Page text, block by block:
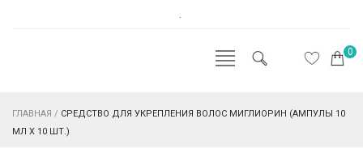
.
0
ГЛАВНАЯ / СРЕДСТВО ДЛЯ УКРЕПЛЕНИЯ ВОЛОС МИГЛИОРИН (АМПУЛЫ 10
МЛ Х 10 ШТ.)